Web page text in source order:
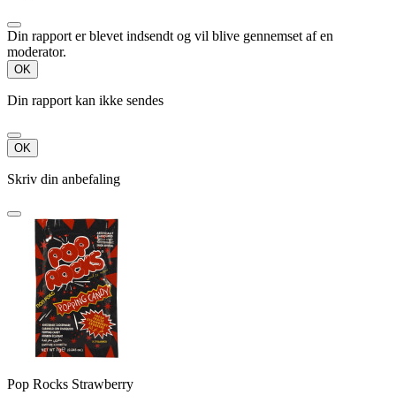
Din rapport er blevet indsendt og vil blive gennemset af en
moderator.
OK
Din rapport kan ikke sendes
OK
Skriv din anbefaling
Pop Rocks Strawberry